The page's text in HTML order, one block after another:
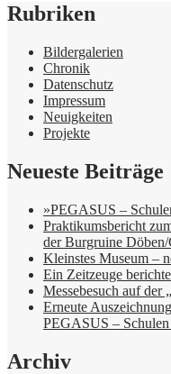
Rubriken
Bildergalerien
Chronik
Datenschutz
Impressum
Neuigkeiten
Projekte
Neueste Beiträge
»PEGASUS –
Praktikumsbericht
der Burgruine
Kleinstes Museum –
Ein Zeitzeuge
Messebesuch auf der
Erneute
PEGASUS –
Archiv